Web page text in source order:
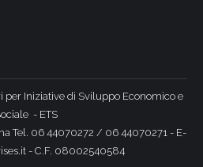
per Iniziative di Sviluppo Economico e
- ETS
Tel. 06 44070272 / 06 44070271 - E-
- C.F. 08002540584